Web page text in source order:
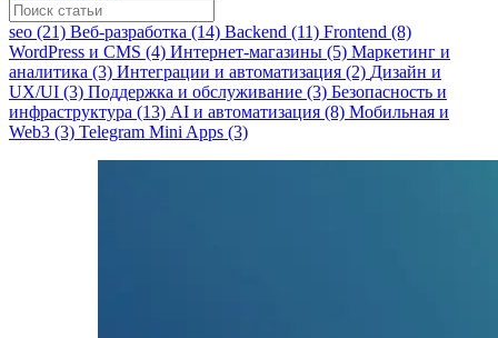
seo (21) Веб-разработка (14) Backend (11) Frontend (8)
WordPress и CMS (4) Интернет-магазины (5) Маркетинг и
аналитика (3) Интеграции и автоматизация (2) Дизайн и
UX/UI (3) Поддержка и обслуживание (3) Безопасность и
инфраструктура (13) AI и автоматизация (8) Мобильная и
Web3 (3) Telegram Mini Apps (3)